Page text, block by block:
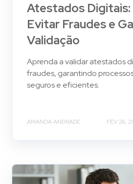
Atestados Digitais:
Evitar Fraudes e
Validação
Aprenda a validar atestados
fraudes, garantindo
seguros e eficientes.
AMANDA ANDRADE FEV 26,